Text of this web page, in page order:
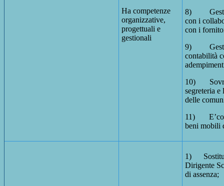
Ha competenze
organizzative,
progettuali e
gestionali
8)
con i
con i
9)
contabilità
10)
segreteria e
delle
11)
beni mobili
1)
Dirigente
di assenza;